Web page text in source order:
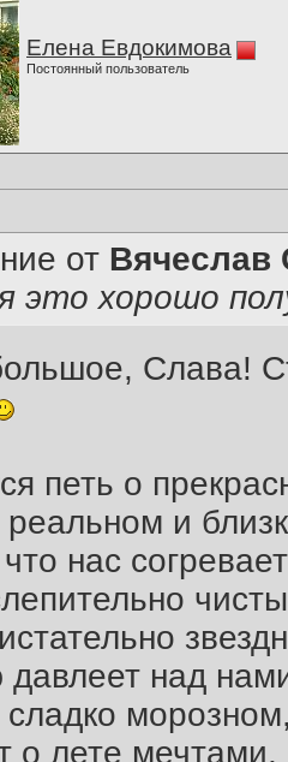
Елена Евдокимова
Постоянный пользователь
от Вячеслав
это хорошо
Слава!
петь о
и
нас согревает
давлеет над
о лете мечтами,